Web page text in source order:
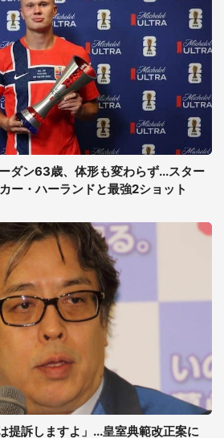
ダン63歳、体形も変わらず...スター
ー・ハーランドと最強2ショット
提訴しますよ」...皇室典範改正案に